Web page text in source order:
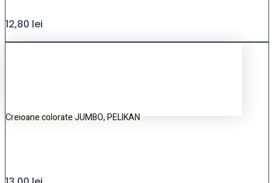
12,80 lei
Creioane colorate JUMBO, PELIKAN